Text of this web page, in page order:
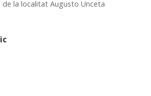
de la localitat Augusto Unceta